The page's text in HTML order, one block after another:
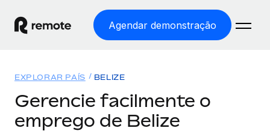
Agendar demonstração
EMPREGO GLOBAL
Soluções
EXPLORAR PAÍS BELIZE
Gerencie facilmente o
emprego de Belize